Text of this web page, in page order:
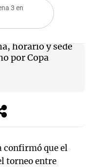
3 en
horario y sede
por Copa
confirmó que el
torneo entre
Notas
La Sole en